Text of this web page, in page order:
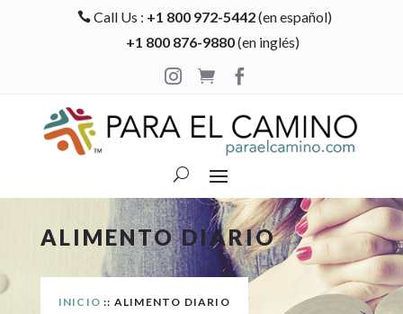
 Call Us : +1 800 972-5442(en español)
+1 800 876-9880(en inglés)

 
ALIMENTO DIARIO
INICIO :: ALIMENTO DIARIO